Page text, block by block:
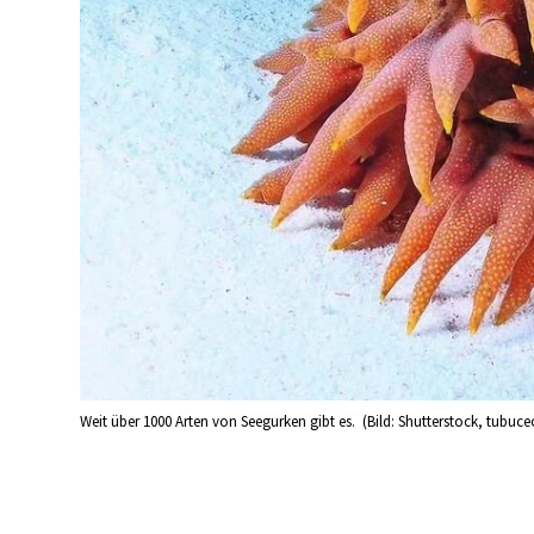
Weit über 1000 Arten von Seegurken gibt es. (Bild: Shutterstock,